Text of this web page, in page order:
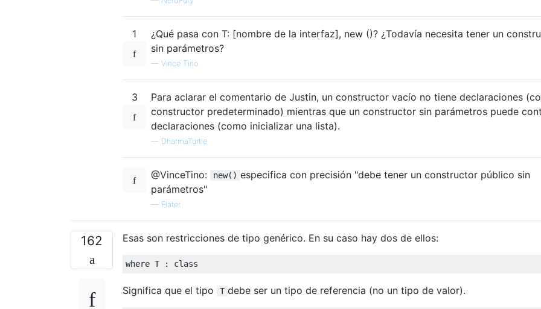
1
¿Qué pasa con T: [nombre de la interfaz], new ()? ¿Todavía necesita tener un
sin parámetros?
— Vince Tino
3
Para aclarar el comentario de Justin, un constructor vacío no tiene declaraciones
constructor predeterminado) mientras que un constructor sin parámetros puede
declaraciones (como inicializar una lista).
— DharmaTurtle
@VinceTino: new() especifica con precisión "debe tener un constructor público sin
parámetros"
— Flater
162 Esas son restricciones de tipo genérico. En su caso hay dos de ellos:
where T : class
Significa que el tipo T debe ser un tipo de referencia (no un tipo de valor).